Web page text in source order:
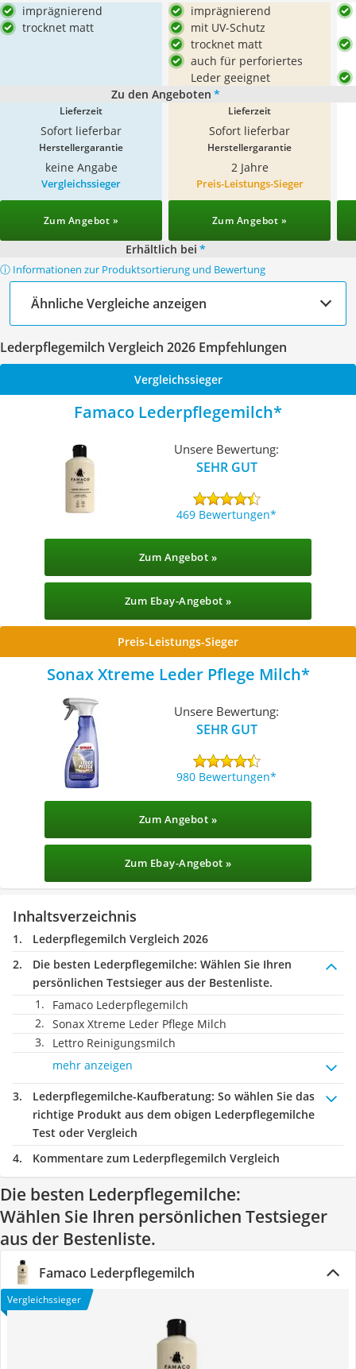
imprägnierend
trocknet matt
imprägnierend
mit UV-Schutz
trocknet matt
auch für perforiertes
Leder geeignet
Zu den Angeboten *
Lieferzeit
Sofort lieferbar
Lieferzeit
Sofort lieferbar
Herstellergarantie
keine Angabe
Herstellergarantie
2 Jahre
Vergleichssieger
Zum Angebot »
Preis-Leistungs-Sieger
Zum Angebot »
Erhältlich bei *
ⓘ Informationen zur Produktsortierung und Bewertung
Ähnliche Vergleiche anzeigen
Lederpflegemilch Vergleich 2026 Empfehlungen
Vergleichssieger
Famaco Lederpflegemilch
Unsere Bewertung:
SEHR GUT
469 Bewertungen
Zum Angebot »
Zum Ebay-Angebot »
Preis-Leistungs-Sieger
Sonax Xtreme Leder Pflege Milch
Unsere Bewertung:
SEHR GUT
980 Bewertungen
Zum Angebot »
Zum Ebay-Angebot »
Inhaltsverzeichnis
Lederpflegemilch Vergleich 2026
Die besten Lederpflegemilche: Wählen Sie Ihren
persönlichen Testsieger aus der Bestenliste.
Famaco Lederpflegemilch
Sonax Xtreme Leder Pflege Milch
Lettro Reinigungsmilch
mehr anzeigen
Lederpflegemilche-Kaufberatung: So wählen Sie das
richtige Produkt aus dem obigen Lederpflegemilche
Test oder Vergleich
Kommentare zum Lederpflegemilch Vergleich
Die besten Lederpflegemilche:
Wählen Sie Ihren persönlichen Testsieger
aus der Bestenliste.
Famaco Lederpflegemilch
Vergleichssieger